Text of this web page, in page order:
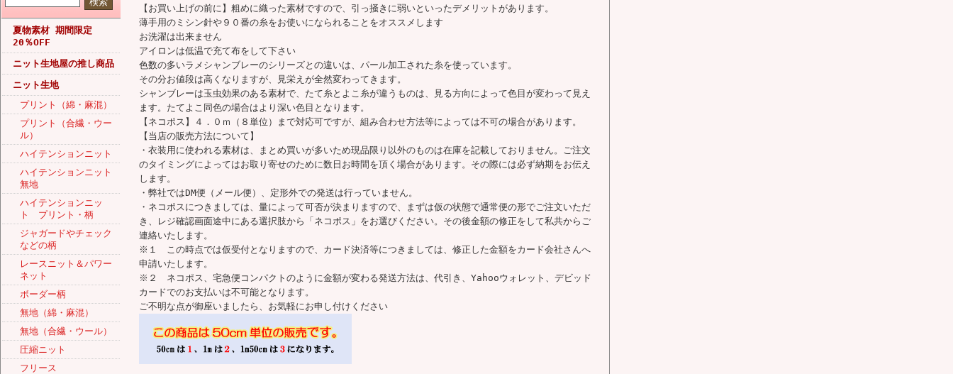
夏物素材 期間限定
20％OFF
ニット生地屋の推し商品
ニット生地
プリント（綿・麻混）
プリント（合繊・ウー
ル）
ハイテンションニット
ハイテンションニット
無地
ハイテンションニッ
ト プリント・柄
ジャガードやチェック
などの柄
レースニット＆パワー
ネット
ボーダー柄
無地（綿・麻混）
無地（合繊・ウール）
圧縮ニット
フリース
【お買い上げの前に】粗めに織った素材ですので、引っ掻きに弱いといったデメリットがあります。
薄手用のミシン針や９０番の糸をお使いになられることをオススメします
お洗濯は出来ません
アイロンは低温で充て布をして下さい
色数の多いラメシャンブレーのシリーズとの違いは、パール加工された糸を使っています。
その分お値段は高くなりますが、見栄えが全然変わってきます。
シャンブレーは玉虫効果のある素材で、たて糸とよこ糸が違うものは、見る方向によって色目が変わって見え
ます。たてよこ同色の場合はより深い色目となります。
【ネコポス】４．０ｍ（８単位）まで対応可ですが、組み合わせ方法等によっては不可の場合があります。
【当店の販売方法について】
・衣装用に使われる素材は、まとめ買いが多いため現品限り以外のものは在庫を記載しておりません。ご注文
のタイミングによってはお取り寄せのために数日お時間を頂く場合があります。その際には必ず納期をお伝え
します。
・弊社ではDM便（メール便）、定形外での発送は行っていません。
・ネコポスにつきましては、量によって可否が決まりますので、まずは仮の状態で通常便の形でご注文いただ
き、レジ確認画面途中にある選択肢から「ネコポス」をお選びください。その後金額の修正をして私共からご
連絡いたします。
※１ この時点では仮受付となりますので、カード決済等につきましては、修正した金額をカード会社さんへ
申請いたします。
※２ ネコポス、宅急便コンパクトのように金額が変わる発送方法は、代引き、Yahooウォレット、デビッド
カードでのお支払いは不可能となります。
ご不明な点が御座いましたら、お気軽にお申し付けください